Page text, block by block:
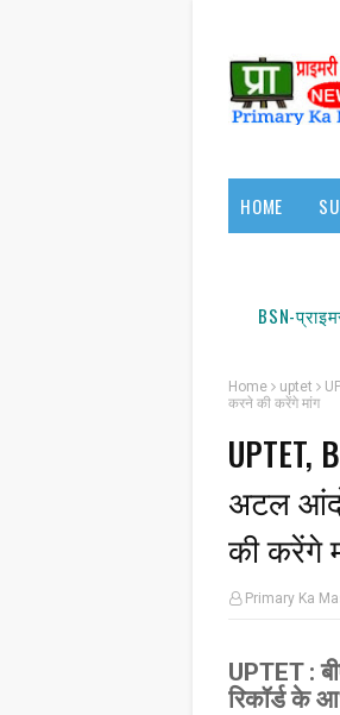
HOME
BSN-
Home uptet
करने की करेंगे मांग
UPTET,
अटल
की करेंगे
Primary Ka
UPTET :
रिकॉर्ड के